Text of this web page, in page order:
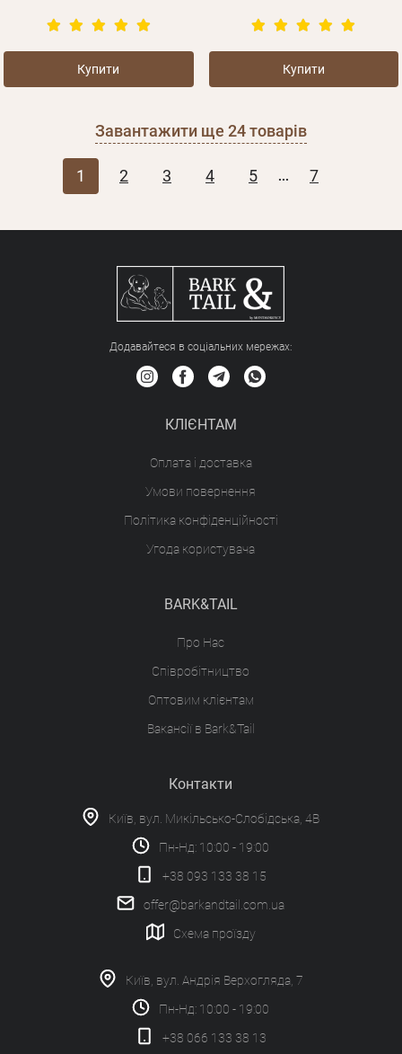
Купити Купити
Завантажити ще 24товарів
1 2 3 4 5 ... 7
Додавайтеся в соціальних мережах:
КЛІЄНТАМ
Оплата і доставка
Умови повернення
Політика конфіденційності
Угода користувача
BARK&TAIL
Про Нас
Співробітництво
Оптовим клієнтам
Вакансії в Bark&Tail
Контакти
Київ, вул. Микільсько-Слобідська, 4В
Пн-Нд: 10:00 - 19:00
+38 093 133 38 15
offer@barkandtail.com.ua
Схема проїзду
Київ, вул. Андрія Верхогляда, 7
Пн-Нд: 10:00 - 19:00
+38 066 133 38 13